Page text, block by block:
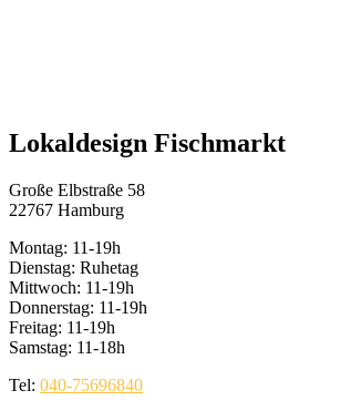
Lokaldesign Fischmarkt
Große Elbstraße 58
22767 Hamburg
Montag: 11-19h
Dienstag: Ruhetag
Mittwoch: 11-19h
Donnerstag: 11-19h
Freitag: 11-19h
Samstag: 11-18h
Tel: 040-75696840